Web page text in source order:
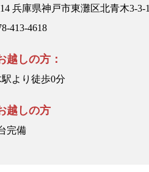
兵庫県神戸市東灘区北青木3-3-1
413-4618
越しの方：
より徒歩0分
越しの方
完備